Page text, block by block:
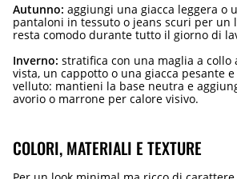
Autunno: aggiungi una giacca leggera o
pantaloni in tessuto o jeans scuri per un
resta comodo durante tutto il giorno di
Inverno: stratifica con una maglia a collo
vista, un cappotto o una giacca pesante
velluto: mantieni la base neutra e
avorio o marrone per calore visivo.
COLORI, MATERIALI E TEXTURE